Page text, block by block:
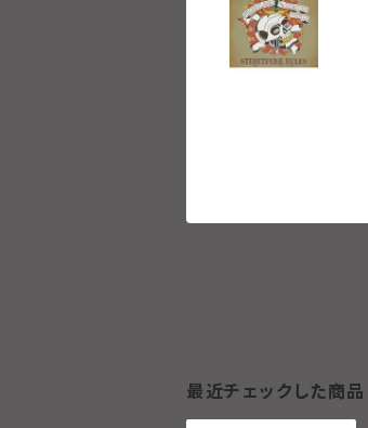
最近チェックした商品